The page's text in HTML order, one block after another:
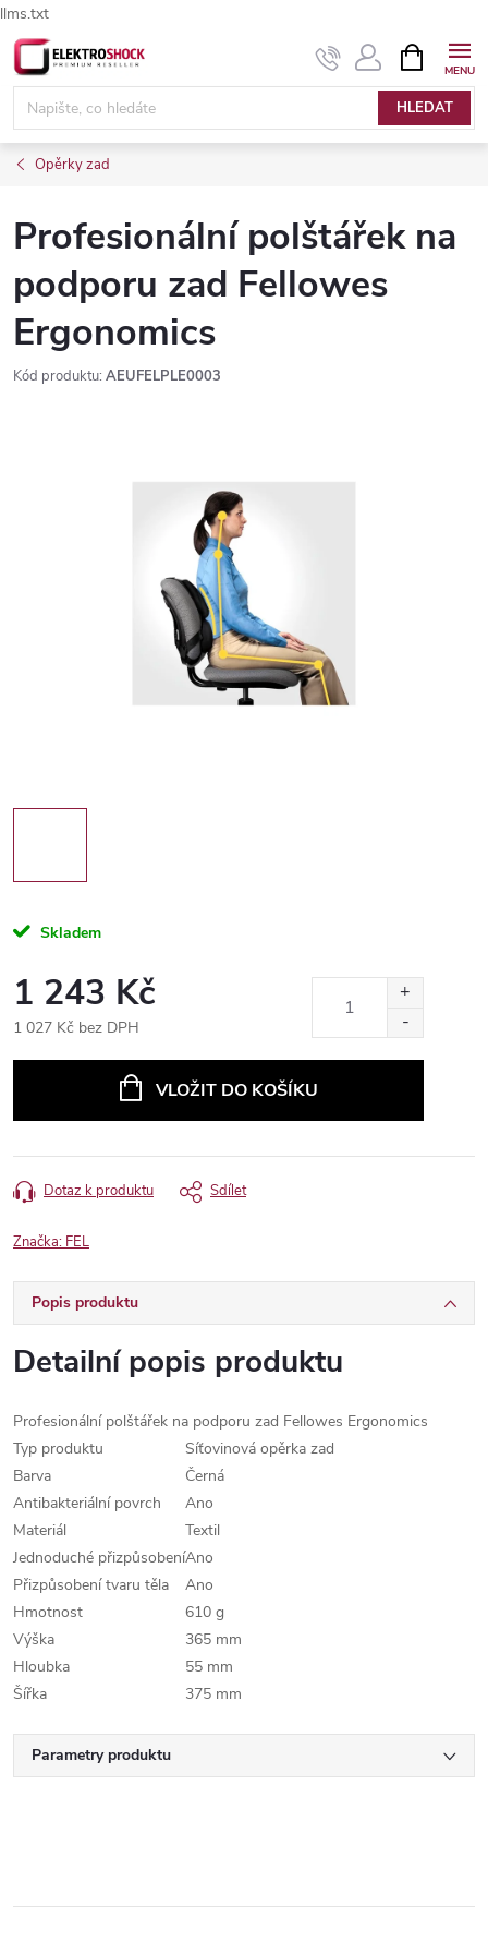
llms.txt
Přejít
na
obsah
HLEDAT
NÁKUPNÍ
KOŠÍK
Opěrky zad
Profesionální polštářek na
podporu zad Fellowes
Ergonomics
Kód produktu: AEUFELPLE0003
Skladem
1 243 Kč
1 027 Kč bez DPH
VLOŽIT DO KOŠÍKU
Dotaz k produktu Sdílet
Značka: FEL
Popis produktu
Detailní popis produktu
Profesionální polštářek na podporu zad Fellowes Ergonomics
Typ produktu
Síťovinová opěrka zad
Barva
Černá
Antibakteriální povrch
Ano
Materiál
Textil
Jednoduché přizpůsobeníAno
Přizpůsobení tvaru těla
Ano
Hmotnost
610 g
Výška
365 mm
Hloubka
55 mm
Šířka
375 mm
Parametry produktu
Elektroshock.cz - Chat